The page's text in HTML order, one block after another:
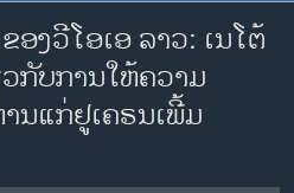
ອງວີໂອເອ ລາວ: ເນໂຕ້
ກັບການໃຫ້ຄວາມ
ນແກ່ຢູເຄຣນເພີ້ມ